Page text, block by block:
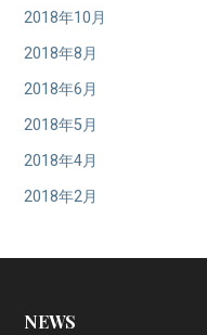
2018年10月
2018年8月
2018年6月
2018年5月
2018年4月
2018年2月
NEWS